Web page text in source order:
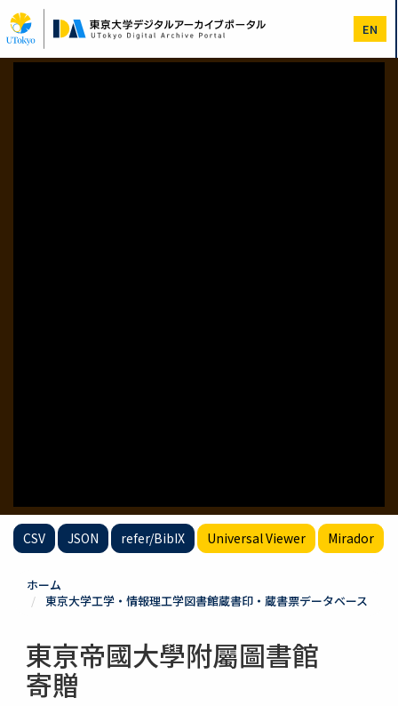
イ
ン
コ
EN
CSV JSON refer/BibIX Universal Viewer Mirador
ホーム
東京大学工学・情報理工学図書館蔵書印・蔵書票データベース
東亰帝國大學附屬圖書館
寄贈